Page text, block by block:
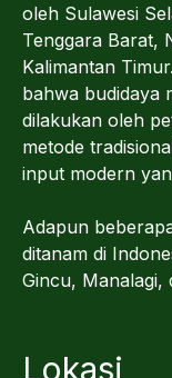
oleh Sulawesi
Tenggara Barat,
Kalimantan
bahwa budidaya
dilakukan oleh
metode
input modern
Adapun
ditanam di
Gincu, Manalagi,
Lokasi